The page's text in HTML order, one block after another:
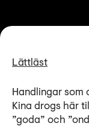
Lättläst
Handlingar som
Kina drogs här
”goda” och